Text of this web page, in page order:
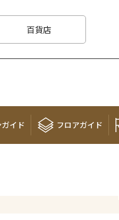
百貨店
ガイド フロアガイド